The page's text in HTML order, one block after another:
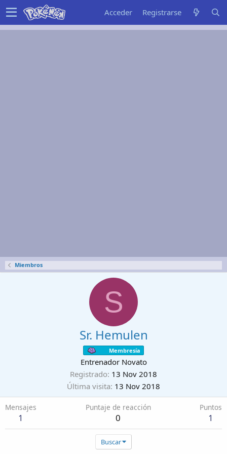
Acceder Registrarse
Miembros
S
Sr. Hemulen
Membresía
Entrenador Novato
Registrado 13 Nov 2018
Última visita 13 Nov 2018
Mensajes
1
Puntaje de reacción
0
Puntos
1
Buscar